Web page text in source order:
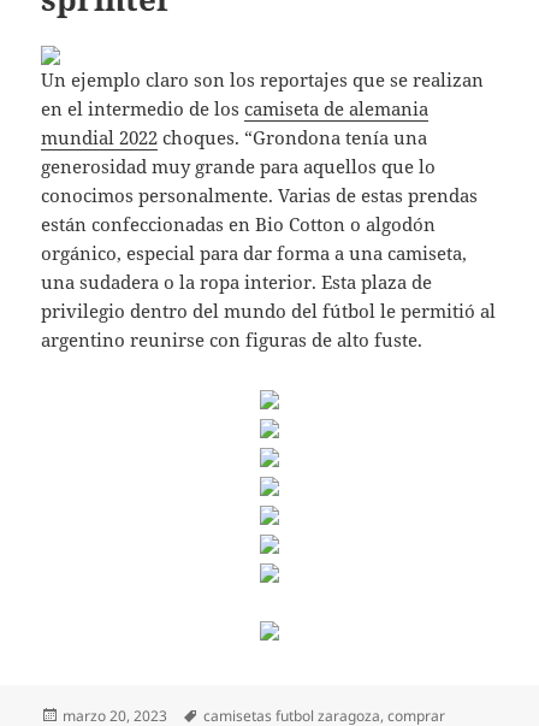
Un ejemplo claro son los reportajes que se realizan
en el intermedio de loscamiseta de alemania
mundial 2022 choques. “Grondona tenía una
generosidad muy grande para aquellos que lo
conocimos personalmente. Varias de estas prendas
están confeccionadas en Bio Cotton o algodón
orgánico, especial para dar forma a una camiseta,
una sudadera o la ropa interior. Esta plaza de
privilegio dentro del mundo del fútbol le permitió al
argentino reunirse con figuras de alto fuste.
Publicado
marzo 20, 2023 Etiquetas
camisetas futbol zaragoza,comprar